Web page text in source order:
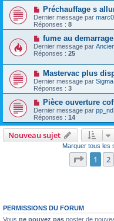
Préchauffage s
Dernier message par
Réponses : 8
fume au
Dernier message par
Réponses : 25
Mastervac plus
Dernier message par Sigma
Réponses : 3
Pièce ouverture
Dernier message par pp_nd
Réponses : 14
Nouveau sujet
Marquer tous les
Page 1
1 2
PERMISSIONS DU FORUM
Vous ne pouvez pas poster de